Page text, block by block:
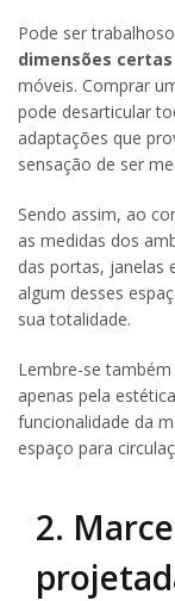
Pode ser
dimensões
móveis. Comprar
pode desarticular
adaptações que
sensação de ser
Sendo assim, ao
as medidas dos
das portas, janelas
algum desses
sua totalidade.
Lembre-se
apenas pela
funcionalidade da
espaço para
2.